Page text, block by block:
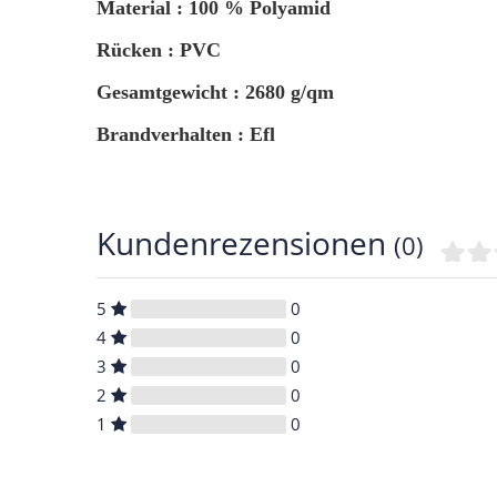
Material : 100 % Polyamid
Rücken : PVC
Gesamtgewicht : 2680 g/qm
Brandverhalten : Efl
Kundenrezensionen (0)
5
0
4
0
3
0
2
0
1
0